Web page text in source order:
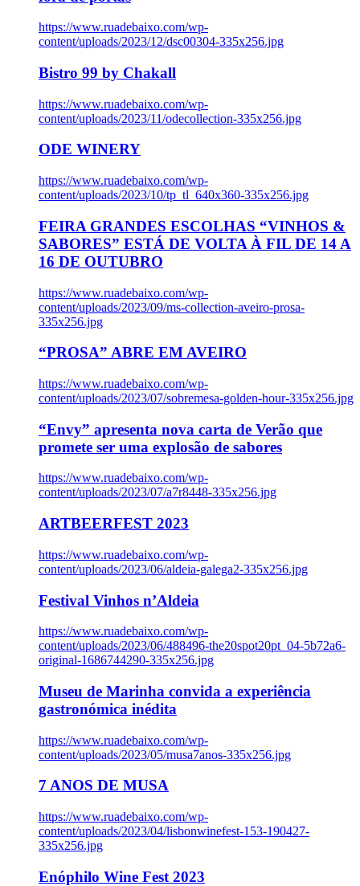
https://www.ruadebaixo.com/wp-
content/uploads/2023/12/dsc00304-335x256.jpg
Bistro 99 by Chakall
https://www.ruadebaixo.com/wp-
content/uploads/2023/11/odecollection-335x256.jpg
ODE WINERY
https://www.ruadebaixo.com/wp-
content/uploads/2023/10/tp_tl_640x360-335x256.jpg
FEIRA GRANDES ESCOLHAS “VINHOS &
SABORES” ESTÁ DE VOLTA À FIL DE 14 A
16 DE OUTUBRO
https://www.ruadebaixo.com/wp-
content/uploads/2023/09/ms-collection-aveiro-prosa-
335x256.jpg
“PROSA” ABRE EM AVEIRO
https://www.ruadebaixo.com/wp-
content/uploads/2023/07/sobremesa-golden-hour-335x256.jpg
“Envy” apresenta nova carta de Verão que
promete ser uma explosão de sabores
https://www.ruadebaixo.com/wp-
content/uploads/2023/07/a7r8448-335x256.jpg
ARTBEERFEST 2023
https://www.ruadebaixo.com/wp-
content/uploads/2023/06/aldeia-galega2-335x256.jpg
Festival Vinhos n’Aldeia
https://www.ruadebaixo.com/wp-
content/uploads/2023/06/488496-the20spot20pt_04-5b72a6-
original-1686744290-335x256.jpg
Museu de Marinha convida a experiência
gastronómica inédita
https://www.ruadebaixo.com/wp-
content/uploads/2023/05/musa7anos-335x256.jpg
7 ANOS DE MUSA
https://www.ruadebaixo.com/wp-
content/uploads/2023/04/lisbonwinefest-153-190427-
335x256.jpg
Enóphilo Wine Fest 2023